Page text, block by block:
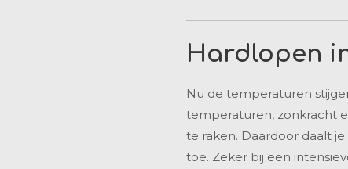
Hardlopen
Nu de temperaturen
temperaturen, zonkracht
te raken. Daardoor daalt
toe. Zeker bij een